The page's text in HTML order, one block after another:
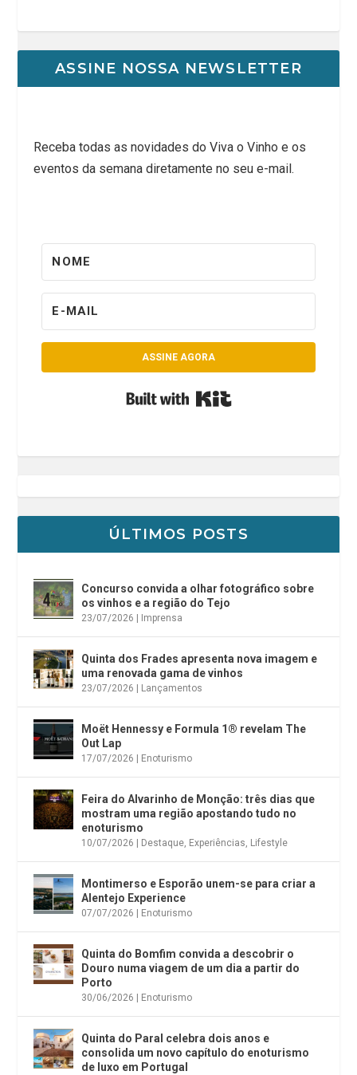
ASSINE NOSSA NEWSLETTER
Receba todas as novidades do Viva o Vinho e os
eventos da semana diretamente no seu e-mail.
ASSINE AGORA
ÚLTIMOS POSTS
Concurso convida a olhar fotográfico sobre
os vinhos e a região do Tejo
23/07/2026 Imprensa
Quinta dos Frades apresenta nova imagem e
uma renovada gama de vinhos
23/07/2026 Lançamentos
Moët Hennessy e Formula 1® revelam The
Out Lap
17/07/2026 Enoturismo
Feira do Alvarinho de Monção: três dias que
mostram uma região apostando tudo no
enoturismo
10/07/2026 Destaque, Experiências, Lifestyle
Montimerso e Esporão unem-se para criar a
Alentejo Experience
07/07/2026 Enoturismo
Quinta do Bomfim convida a descobrir o
Douro numa viagem de um dia a partir do
Porto
30/06/2026 Enoturismo
Quinta do Paral celebra dois anos e
consolida um novo capítulo do enoturismo
de luxo em Portugal